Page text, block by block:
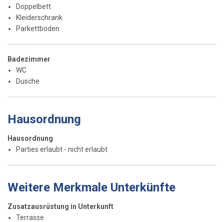
Doppelbett
Kleiderschrank
Parkettboden
Badezimmer
WC
Dusche
Hausordnung
Hausordnung
Parties erlaubt - nicht erlaubt
Weitere Merkmale Unterkünfte
Zusatzausrüstung in Unterkunft
Terrasse